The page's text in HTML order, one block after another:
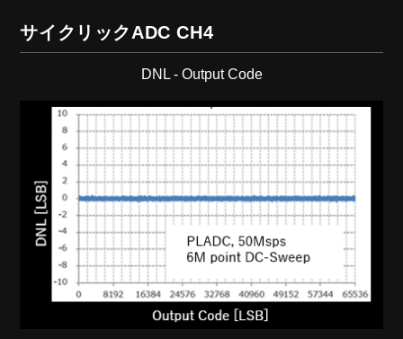
サイクリックADC CH4
DNL - Output Code